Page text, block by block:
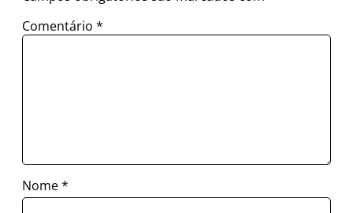
Comentário *
Nome*